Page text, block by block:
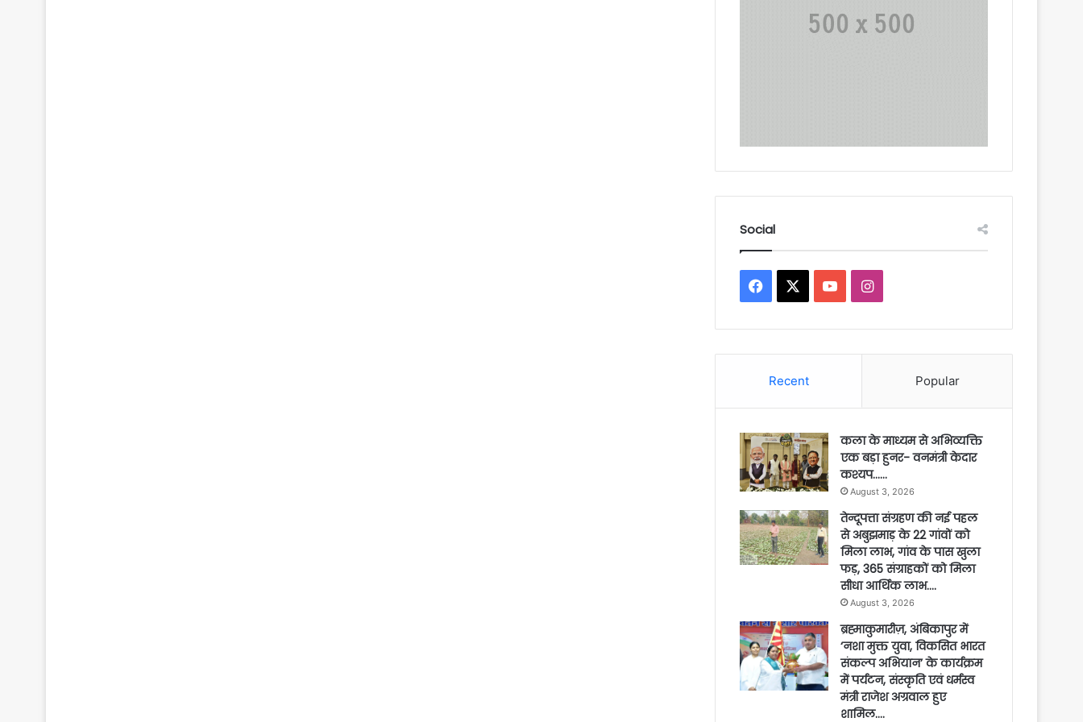
Social
Facebook YouTubeInstagram
Recent Popular
कला के माध्यम से अभिव्यक्ति
एक बड़ा हुनर- वनमंत्री केदार
कश्यप……
August 3, 2026
तेन्दूपत्ता संग्रहण की नई पहल
से अबुझमाड़ के 22 गांवों को
मिला लाभ, गांव के पास खुला
फड़, 365 संग्राहकों को मिला
सीधा आर्थिक लाभ….
August 3, 2026
ब्रह्माकुमारीज़, अंबिकापुर में
‘नशा मुक्त युवा, विकसित भारत
संकल्प अभियान’ के कार्यक्रम
में पर्यटन, संस्कृति एवं धर्मस्व
मंत्री राजेश अग्रवाल हुए
शामिल….